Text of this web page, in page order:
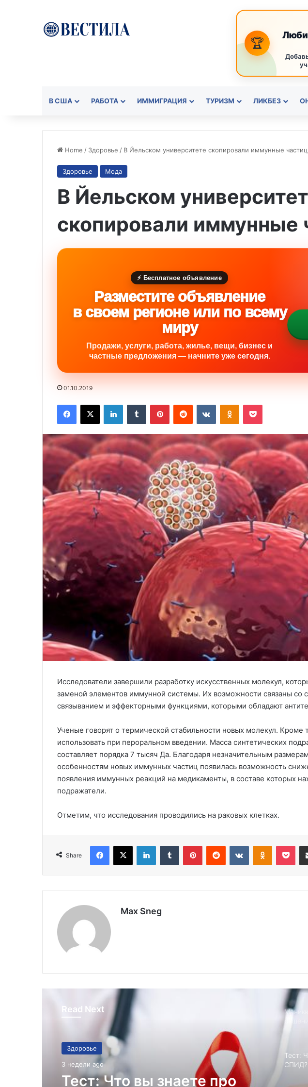
🏆
В США РАБОТА ИММИГРАЦИЯ ТУРИЗМ ЛИКБЕЗ
Home / Здоровье / В Йельском университете скопировали иммунные
Здоровье Мода
В Йельском
скопировали иммунные
⚡ Бесплатное объявление
Разместите объявление
в своем регионе или по всему
миру
Продажи, услуги, работа, жилье, вещи, бизнес и
частные предложения — начните уже сегодня.
01.10.2019
Исследователи завершили разработку искусственных молекул,
заменой элементов иммунной системы. Их возможности связаны со
связыванием и эффекторными функциями, которыми обладают
Ученые говорят о термической стабильности новых молекул. Кроме
использовать при пероральном введении. Масса синтетических
составляет порядка 7 тысяч Да. Благодаря незначительным
особенностям новых иммунных частиц появилась возможность
появления иммунных реакций на медикаменты, в составе которых
подражатели.
Отметим, что исследования проводились на раковых клетках.
Share
Max Sneg
Read Next
Здоровье
3 недели ago
Тест: Что вы знаете про
Новое
что
это
Тест:
СПИД?